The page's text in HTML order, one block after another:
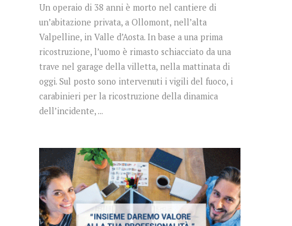
Un operaio di 38 anni è morto nel cantiere di
un’abitazione privata, a Ollomont, nell’alta
Valpelline, in Valle d’Aosta. In base a una prima
ricostruzione, l’uomo è rimasto schiacciato da una
trave nel garage della villetta, nella mattinata di
oggi. Sul posto sono intervenuti i vigili del fuoco, i
carabinieri per la ricostruzione della dinamica
dell’incidente, ...